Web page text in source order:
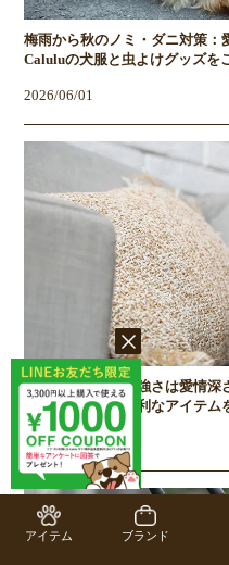
アイテム ブランド
梅雨から秋のノミ・ダニ対策：
Caluluの犬服と虫よけグッズを
2026/06/01
マルチーズの気の強さは愛情深
イント、あると便利なアイテム
2026/05/08